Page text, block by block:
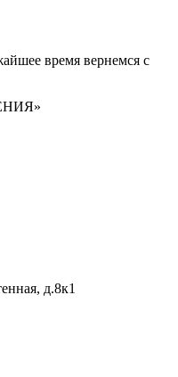
время вернемся с
д.8к1